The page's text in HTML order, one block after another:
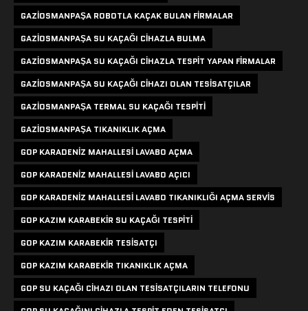
GAZIOSMANPAŞA ROBOTLA KAÇAK BULAN FIRMALAR
GAZIOSMANPAŞA SU KAÇAĞI CIHAZLA BULMA
GAZIOSMANPAŞA SU KAÇAĞI CIHAZLA TESPIT YAPAN FIRMALAR
GAZIOSMANPAŞA SU KAÇAĞI CIHAZI OLAN TESISATÇILAR
GAZIOSMANPAŞA TERMAL SU KAÇAĞI TESPITI
GAZIOSMANPAŞA TIKANIKLIK AÇMA
GOP KARADENIZ MAHALLESI LAVABO AÇMA
GOP KARADENIZ MAHALLESI LAVABO AÇICI
GOP KARADENIZ MAHALLESI LAVABO TIKANIKLIĞI AÇMA SERVIS
GOP KAZIM KARABEKIR SU KAÇAĞI TESPITI
GOP KAZIM KARABEKIR TESISATÇI
GOP KAZIM KARABEKIR TIKANIKLIK AÇMA
GOP SU KAÇAĞI CIHAZI OLAN TESISATÇILARIN TELEFONU